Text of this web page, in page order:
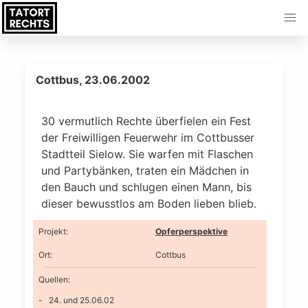
Cottbus, 23.06.2002
30 vermutlich Rechte überfielen ein Fest
der Freiwilligen Feuerwehr im Cottbusser
Stadtteil Sielow. Sie warfen mit Flaschen
und Partybänken, traten ein Mädchen in
den Bauch und schlugen einen Mann, bis
dieser bewusstlos am Boden lieben blieb.
Projekt: Opferperspektive
Ort: Cottbus
Quellen:
24. und 25.06.02